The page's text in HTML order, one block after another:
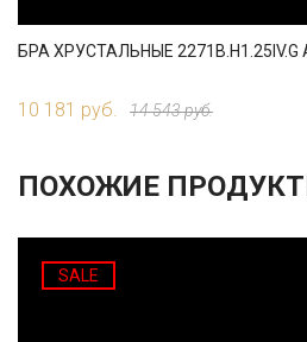
БРА ХРУСТАЛЬНЫЕ 2271B.H1.25IV.G
10 181 руб. 14 543 руб.
ПОХОЖИЕ
SALE